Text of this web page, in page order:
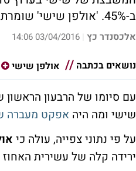
ב-45%. 'אולפן שישי' שומרת על נתון דומה - 16.5%
אלכסנדר כץ |
03/04/2016 14:06
נושאים בכתבה
אולפן שישי
שישי ומה היה אפקט מעברה
על פי נתוני צפייה, עולה כי
ירידה קלה של עשירית